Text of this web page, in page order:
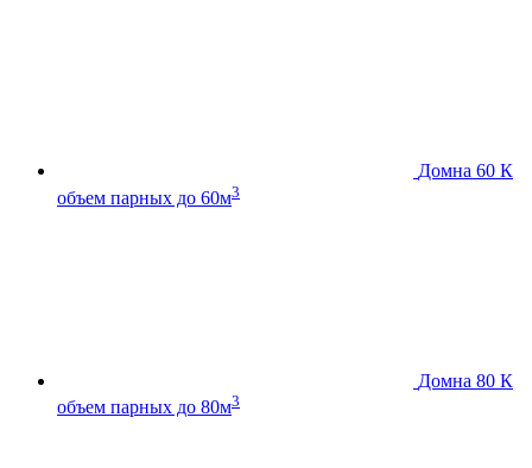
Домна 60 К
объем парных до 60м3
Домна 80 К
объем парных до 80м3